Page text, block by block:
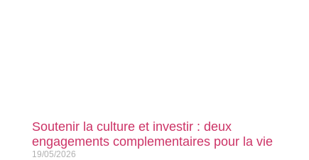
Soutenir la culture et investir : deux
engagements complementaires pour la vie
19/05/2026